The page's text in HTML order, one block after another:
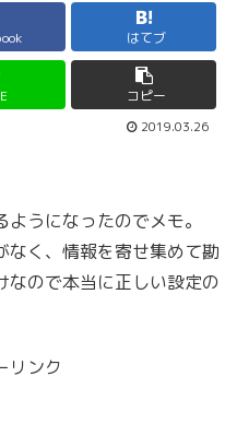
はてブ
コピー
2019.03.26
うになったのでメモ。
なく、情報を寄せ集めて勘
なので本当に正しい設定の
リンク